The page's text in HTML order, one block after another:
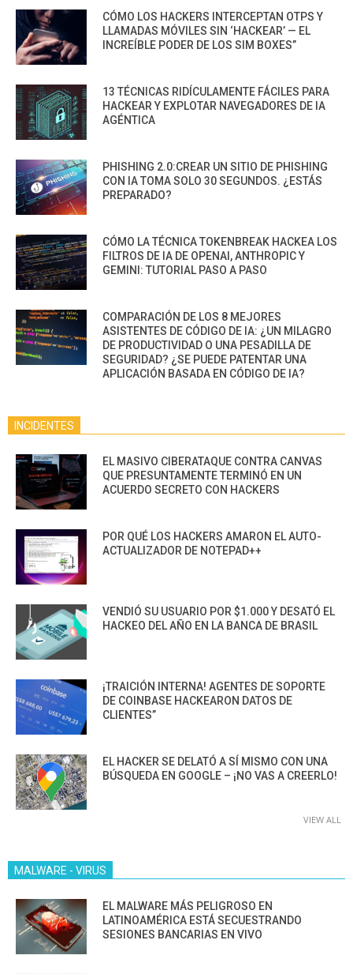
CÓMO LOS HACKERS INTERCEPTAN OTPS Y
LLAMADAS MÓVILES SIN ‘HACKEAR’ — EL
INCREÍBLE PODER DE LOS SIM BOXES”
13 TÉCNICAS RIDÍCULAMENTE FÁCILES PARA
HACKEAR Y EXPLOTAR NAVEGADORES DE IA
AGÉNTICA
PHISHING 2.0:CREAR UN SITIO DE PHISHING
CON IA TOMA SOLO 30 SEGUNDOS. ¿ESTÁS
PREPARADO?
CÓMO LA TÉCNICA TOKENBREAK HACKEA LOS
FILTROS DE IA DE OPENAI, ANTHROPIC Y
GEMINI: TUTORIAL PASO A PASO
COMPARACIÓN DE LOS 8 MEJORES
ASISTENTES DE CÓDIGO DE IA: ¿UN MILAGRO
DE PRODUCTIVIDAD O UNA PESADILLA DE
SEGURIDAD? ¿SE PUEDE PATENTAR UNA
APLICACIÓN BASADA EN CÓDIGO DE IA?
INCIDENTES
EL MASIVO CIBERATAQUE CONTRA CANVAS
QUE PRESUNTAMENTE TERMINÓ EN UN
ACUERDO SECRETO CON HACKERS
POR QUÉ LOS HACKERS AMARON EL AUTO-
ACTUALIZADOR DE NOTEPAD++
VENDIÓ SU USUARIO POR $1.000 Y DESATÓ EL
HACKEO DEL AÑO EN LA BANCA DE BRASIL
¡TRAICIÓN INTERNA! AGENTES DE SOPORTE
DE COINBASE HACKEARON DATOS DE
CLIENTES”
EL HACKER SE DELATÓ A SÍ MISMO CON UNA
BÚSQUEDA EN GOOGLE – ¡NO VAS A CREERLO!
VIEW ALL
MALWARE - VIRUS
EL MALWARE MÁS PELIGROSO EN
LATINOAMÉRICA ESTÁ SECUESTRANDO
SESIONES BANCARIAS EN VIVO